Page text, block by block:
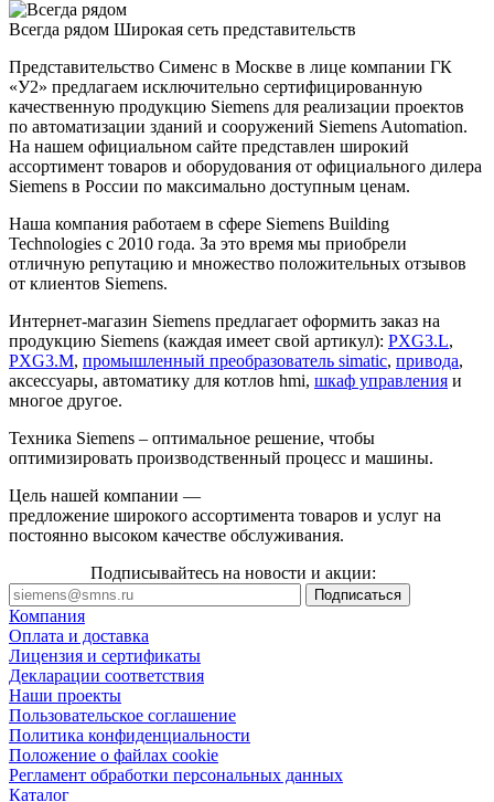
Всегда рядом Широкая сеть представительств
Представительство Сименс в Москве в лице компании ГК
«У2» предлагаем исключительно сертифицированную
качественную продукцию Siemens для реализации проектов
по автоматизации зданий и сооружений Siemens Automation.
На нашем официальном сайте представлен широкий
ассортимент товаров и оборудования от официального дилера
Siemens в России по максимально доступным ценам.
Наша компания работаем в сфере Siemens Building
Technologies с 2010 года. За это время мы приобрели
отличную репутацию и множество положительных отзывов
от клиентов Siemens.
Интернет-магазин Siemens предлагает оформить заказ на
продукцию Siemens (каждая имеет свой артикул): PXG3.L,
PXG3.M, промышленный преобразователь simatic, привода,
аксессуары, автоматику для котлов hmi, шкаф управления и
многое другое.
Техника Siemens – оптимальное решение, чтобы
оптимизировать производственный процесс и машины.
Цель нашей компании —
предложение широкого ассортимента товаров и услуг на
постоянно высоком качестве обслуживания.
Подписывайтесь на новости и акции:
Компания
Оплата и доставка
Лицензия и сертификаты
Декларации соответствия
Наши проекты
Пользовательское соглашение
Политика конфиденциальности
Положение о файлах cookie
Регламент обработки персональных данных
Каталог